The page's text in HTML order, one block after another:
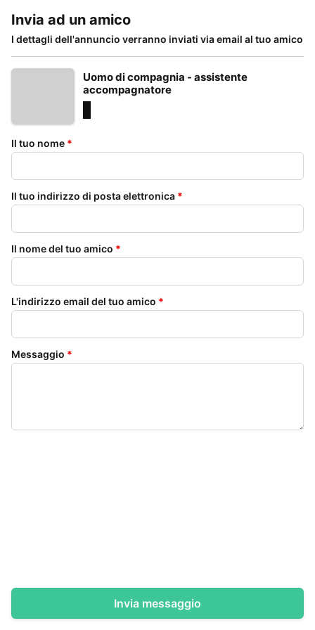
Invia ad un amico
I dettagli dell'annuncio verranno inviati via email al tuo amico
Uomo di compagnia - assistente
accompagnatore
Il tuo nome *
Il tuo indirizzo di posta elettronica *
Il nome del tuo amico *
L'indirizzo email del tuo amico *
Messaggio *
Invia messaggio